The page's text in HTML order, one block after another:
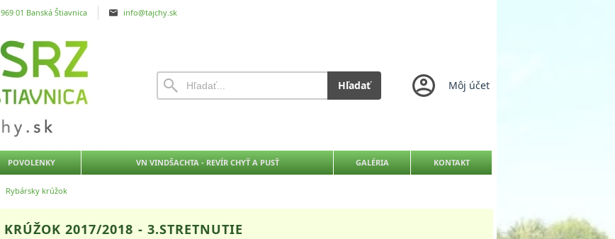
01 Banská Štiavnica info@tajchy.sk
Hľadať Môj účet
POVOLENKY VN VINDŠACHTA - REVÍR CHYŤ A PUSŤ GALÉRIA KONTAKT
Rybársky krúžok
KRÚŽOK 2017/2018 - 3.STRETNUTIE